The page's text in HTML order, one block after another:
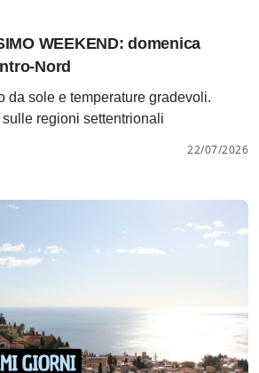
WEEKEND: domenica
Nord
da sole e temperature gradevoli.
regioni settentrionali
22/07/2026